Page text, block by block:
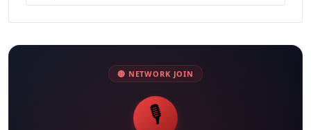
🔴 NETWORK JOIN
🎙️